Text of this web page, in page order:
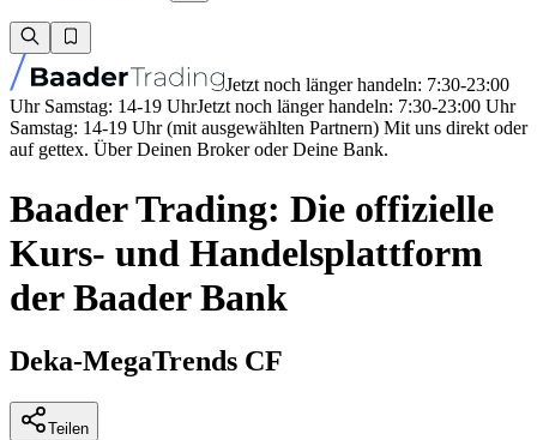
Jetzt noch länger handeln: 7:30-23:00
Uhr Samstag: 14-19 UhrJetzt noch länger handeln: 7:30-23:00 Uhr
Samstag: 14-19 Uhr (mit ausgewählten Partnern) Mit uns direkt oder
auf gettex. Über Deinen Broker oder Deine Bank.
Baader Trading: Die offizielle
Kurs- und Handelsplattform
der Baader Bank
Deka-MegaTrends CF
Teilen